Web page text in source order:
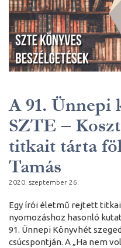
A 91. Ünnepi
SZTE –
titkait tárta
Tamás
2020. szeptember 26.
Egy írói életmű rejtett
nyomozáshoz hasonló
91. Ünnepi Könyvhét
csúcspontján. A „Ha nem